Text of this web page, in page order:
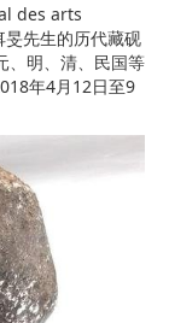
des arts
先生的历代藏砚
、明、清、民国等
年4月12日至9